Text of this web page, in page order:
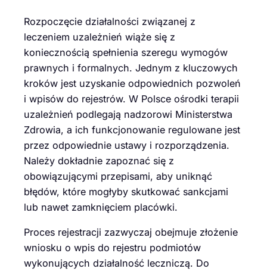
Rozpoczęcie działalności związanej z
leczeniem uzależnień wiąże się z
koniecznością spełnienia szeregu wymogów
prawnych i formalnych. Jednym z kluczowych
kroków jest uzyskanie odpowiednich pozwoleń
i wpisów do rejestrów. W Polsce ośrodki terapii
uzależnień podlegają nadzorowi Ministerstwa
Zdrowia, a ich funkcjonowanie regulowane jest
przez odpowiednie ustawy i rozporządzenia.
Należy dokładnie zapoznać się z
obowiązującymi przepisami, aby uniknąć
błędów, które mogłyby skutkować sankcjami
lub nawet zamknięciem placówki.
Proces rejestracji zazwyczaj obejmuje złożenie
wniosku o wpis do rejestru podmiotów
wykonujących działalność leczniczą. Do